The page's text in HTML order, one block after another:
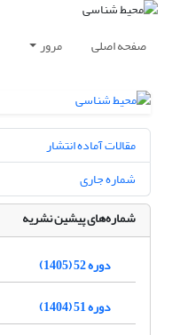
صفحه اصلی مرور
مقالات آماده انتشار
شماره جاری
شماره‌های پیشین نشریه
دوره 52 (1405)
دوره 51 (1404)